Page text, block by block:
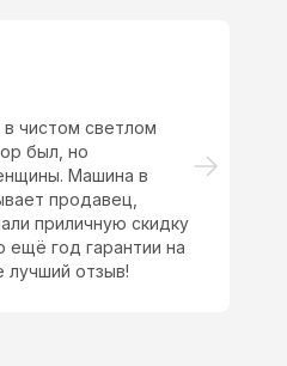
чистом светлом
был, но
Машина в
продавец,
приличную скидку
ещё год гарантии на
лучший отзыв!